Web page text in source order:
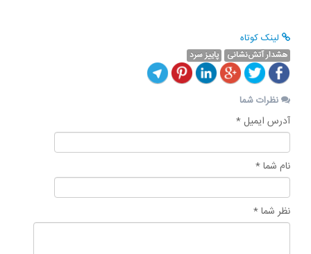
لینک کوتاه
هشدار آتش‌نشانی پاییز سرد
نظرات شما
آدرس ایمیل *
نام شما *
نظر شما *